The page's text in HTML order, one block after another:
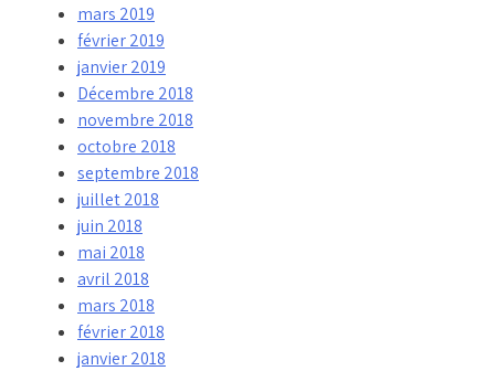
mars 2019
février 2019
janvier 2019
Décembre 2018
novembre 2018
octobre 2018
septembre 2018
juillet 2018
juin 2018
mai 2018
avril 2018
mars 2018
février 2018
janvier 2018